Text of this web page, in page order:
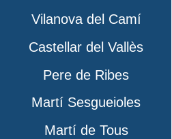
Vilanova del Camí
Castellar del Vallès
Pere de Ribes
Martí Sesgueioles
Martí de Tous